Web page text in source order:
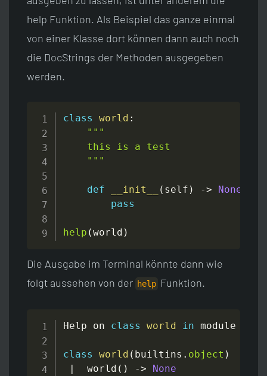
help Funktion. Als Beispiel das ganze einmal
von einer Klasse dort können dann auch noch
die DocStrings der Methoden ausgegeben
werden.
class world :
"""
    this is a test
    """
def __init__ ( self ) -> None
pass
help (world )
Die Ausgabe im Terminal könnte dann wie
folgt aussehen von der help Funktion.
Help on class world in module
class world ( builtins . object )
|
  world
( ) ->
None